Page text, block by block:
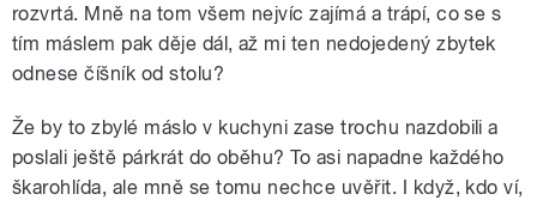
rozvrtá. Mně na tom všem nejvíc zajímá a trápí, co se s
tím máslem pak děje dál, až mi ten nedojedený zbytek
odnese číšník od stolu?
Že by to zbylé máslo v kuchyni zase trochu nazdobili a
poslali ještě párkrát do oběhu? To asi napadne každého
škarohlída, ale mně se tomu nechce uvěřit. I když, kdo ví,